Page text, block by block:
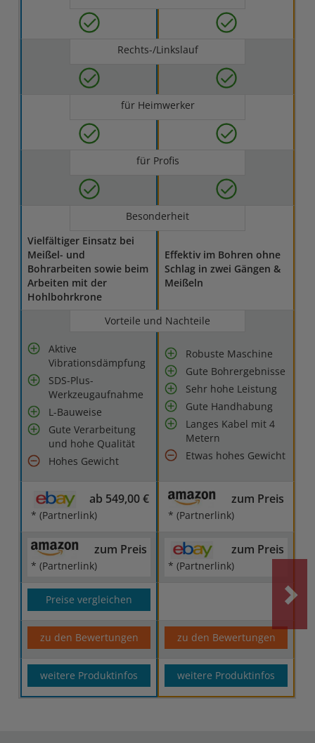
Rechts-/Linkslauf
für Heimwerker
für Profis
Besonderheit
Vielfältiger Einsatz bei
Meißel- und
Bohrarbeiten sowie beim
Arbeiten mit der
Hohlbohrkrone
Effektiv im Bohren ohne
Schlag in zwei Gängen &
Meißeln
Vorteile und Nachteile
Aktive
Vibrationsdämpfung
SDS-Plus-
Werkzeugaufnahme
L-Bauweise
Gute Verarbeitung
und hohe Qualität
Hohes Gewicht
Robuste Maschine
Gute Bohrergebnisse
Sehr hohe Leistung
Gute Handhabung
Langes Kabel mit 4
Metern
Etwas hohes Gewicht
ab 549,00 €
* (Partnerlink)
zum Preis
* (Partnerlink)
zum Preis
* (Partnerlink)
zum Preis
* (Partnerlink)
Preise vergleichen
zu den Bewertungen zu den Bewertungen
weitere Produktinfos weitere Produktinfos